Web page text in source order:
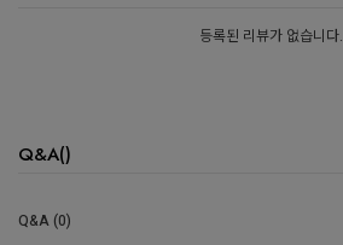
등록된 리뷰가 없습니다.
Q&A()
Q&A (0)